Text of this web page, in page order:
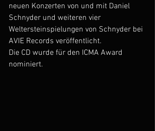
neuen Konzerten von und mit Daniel
Schnyder und weiteren vier
Weltersteinspielungen von Schnyder bei
AVIE Records veröffentlicht.
Die CD wurde für den ICMA Award
nominiert.